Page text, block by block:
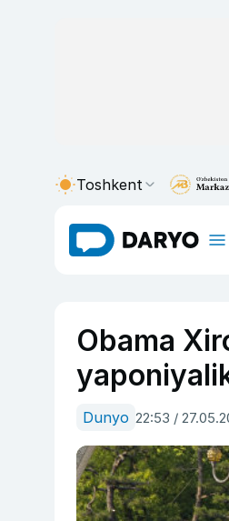
Toshkent
Obama
Dunyo 22:53 /